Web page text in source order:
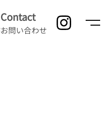
Contact
お問い合わせ